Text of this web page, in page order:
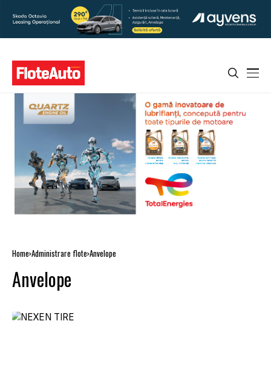
Home Administrare flote Anvelope
Anvelope